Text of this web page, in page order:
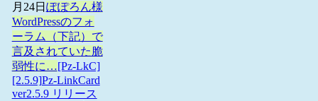
月24日 ぽぽろん様
WordPressのフォ
ーラム（下記）で
言及されていた脆
弱性に…[Pz-LkC]
[2.5.9]Pz-LinkCard
ver2.5.9 リリース